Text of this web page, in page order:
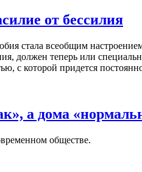
от бессилия
стала всеобщим
должен теперь или
с которой придется
а дома
обществе.